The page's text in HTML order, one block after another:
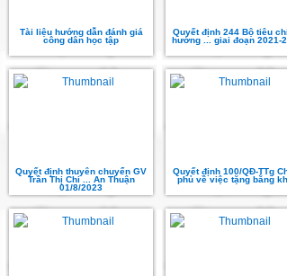
Tài liệu hướng dẫn đánh giá
công dân học tập
Quyết định 244 Bộ tiêu
hướng ... giai đoạn 2021-
Quyết định thuyên chuyển GV
Trần Thị Chi ... An Thuận
01/8/2023
Quyết định 100/QĐ-TTg
phủ về việc tặng bằng